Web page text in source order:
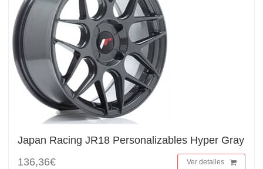
Japan Racing JR18 Personalizables Hyper Gray
136,36€
Ver detalles